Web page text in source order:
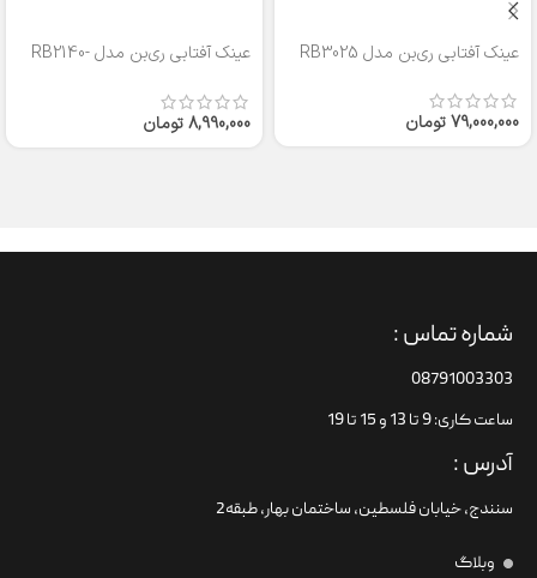
عینک آفتابی ری‌بن مدل RB3025
79,000,000تومان
عینک آفتابی ری‌بن مدل RB2140-
8,990,000تومان
شماره تماس :
08791003303
ساعت کاری: 9 تا 13 و 15 تا 19
آدرس :
سنندج، خیابان فلسطین،‌ ساختمان بهار، طبقه2
وبلاگ